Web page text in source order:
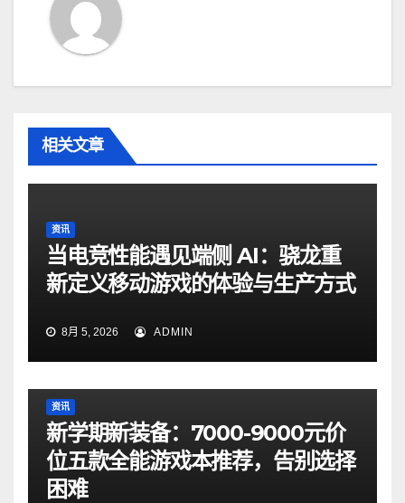
相关文章
资讯
当电竞性能遇见端侧 AI：骁龙重
新定义移动游戏的体验与生产方式
8月 5, 2026 ADMIN
资讯
新学期新装备：7000-9000元价
位五款全能游戏本推荐，告别选择
困难